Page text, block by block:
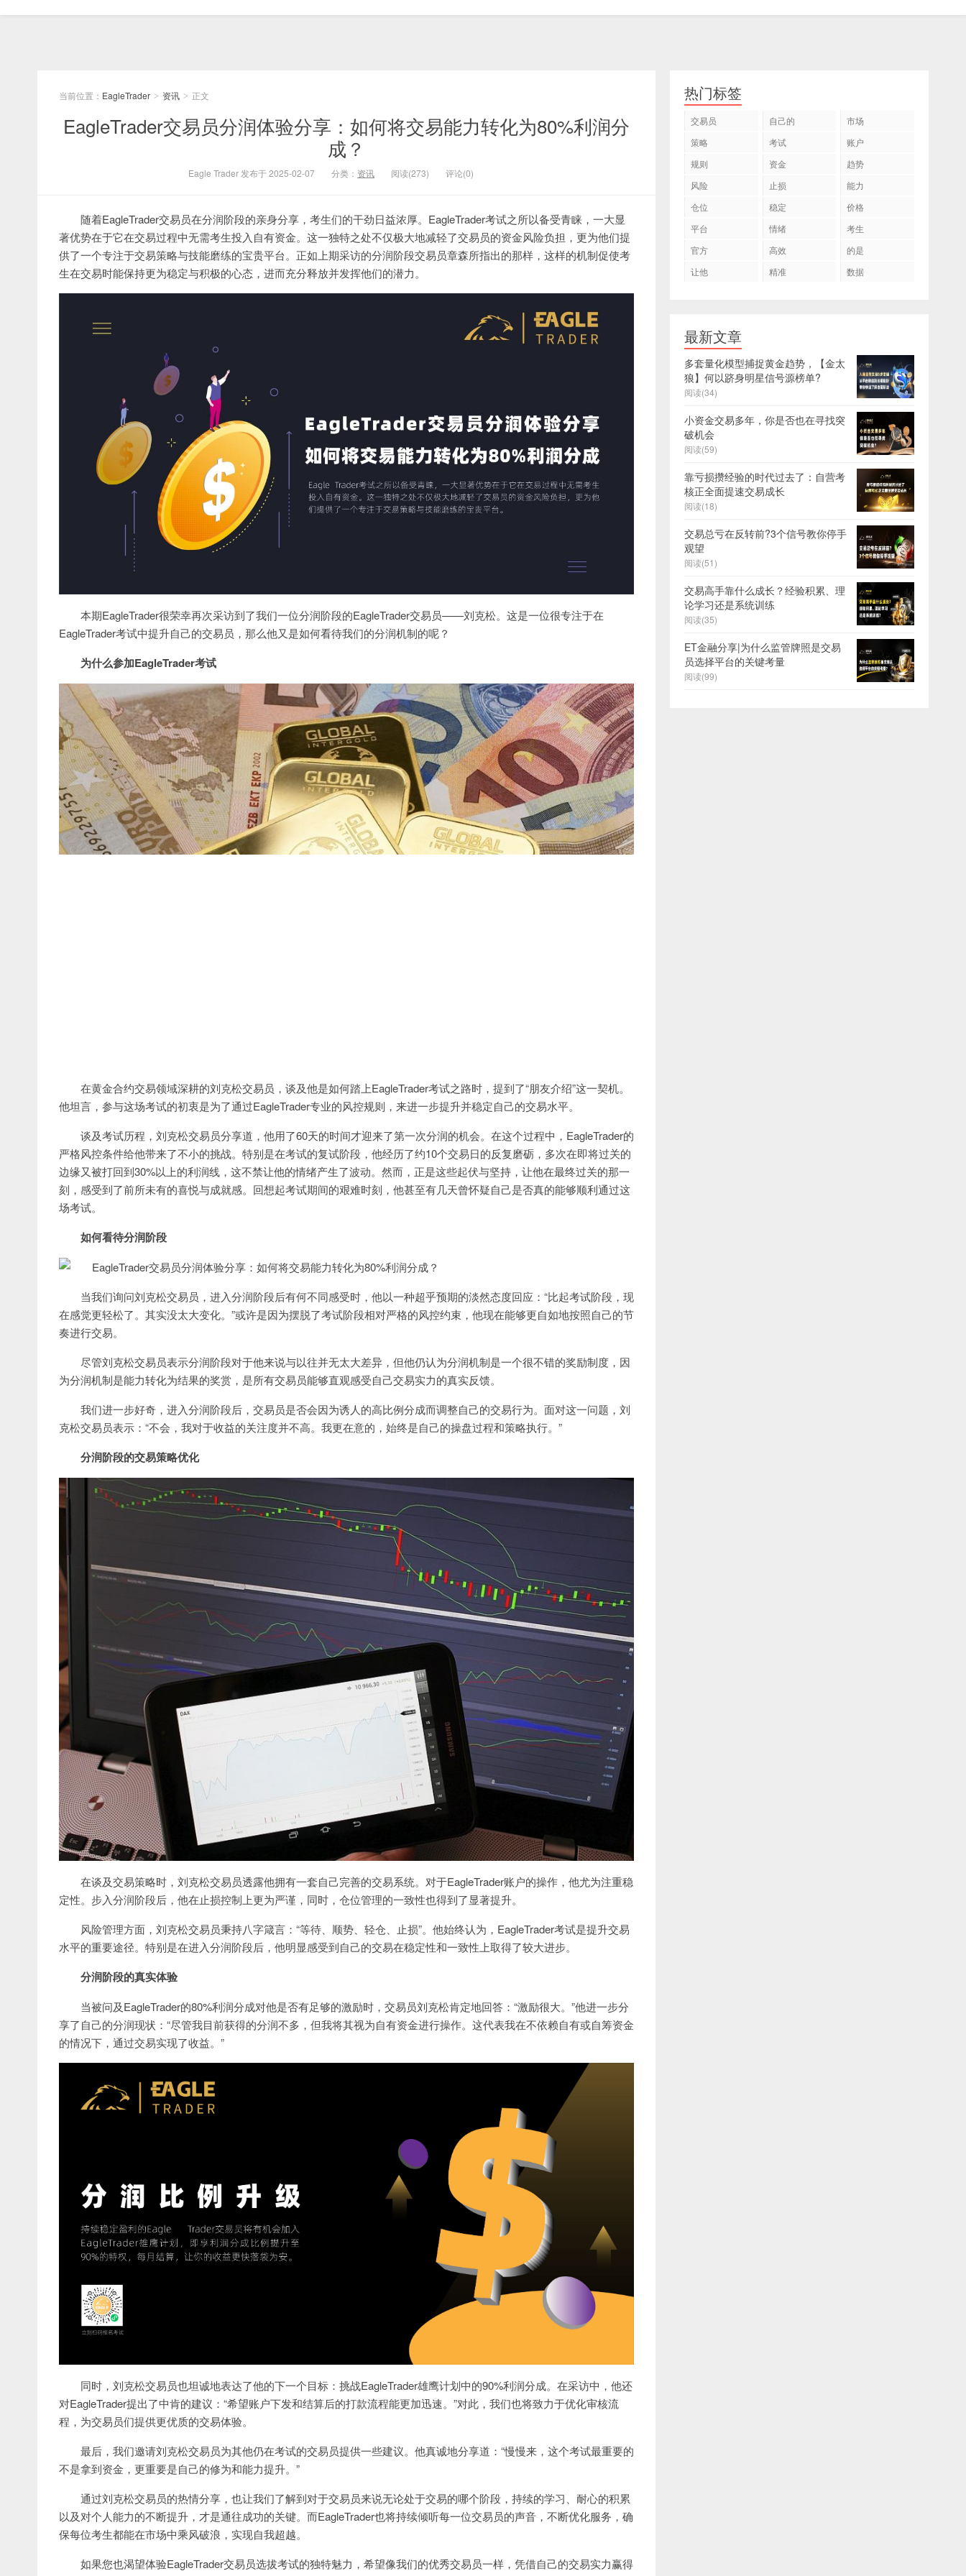
当前位置： EagleTrader > 资讯 > 正文
EagleTrader交易员分润体验分享：如何将交易能力转化为80%利润分
成？
Eagle Trader 发布于 2025-02-07 分类： 资讯 阅读(273) 评论(0)
随着EagleTrader交易员在分润阶段的亲身分享，考生们的干劲日益浓厚。EagleTrader考试之所以备受青睐，一大显
著优势在于它在交易过程中无需考生投入自有资金。这一独特之处不仅极大地减轻了交易员的资金风险负担，更为他们提
供了一个专注于交易策略与技能磨练的宝贵平台。正如上期采访的分润阶段交易员章森所指出的那样，这样的机制促使考
生在交易时能保持更为稳定与积极的心态，进而充分释放并发挥他们的潜力。
本期EagleTrader很荣幸再次采访到了我们一位分润阶段的EagleTrader交易员——刘克松。这是一位很专注于在
EagleTrader考试中提升自己的交易员，那么他又是如何看待我们的分润机制的呢？
为什么参加EagleTrader考试
在黄金合约交易领域深耕的刘克松交易员，谈及他是如何踏上EagleTrader考试之路时，提到了“朋友介绍”这一契机。
他坦言，参与这场考试的初衷是为了通过EagleTrader专业的风控规则，来进一步提升并稳定自己的交易水平。
谈及考试历程，刘克松交易员分享道，他用了60天的时间才迎来了第一次分润的机会。在这个过程中，EagleTrader的
严格风控条件给他带来了不小的挑战。特别是在考试的复试阶段，他经历了约10个交易日的反复磨砺，多次在即将过关的
边缘又被打回到30%以上的利润线，这不禁让他的情绪产生了波动。然而，正是这些起伏与坚持，让他在最终过关的那一
刻，感受到了前所未有的喜悦与成就感。回想起考试期间的艰难时刻，他甚至有几天曾怀疑自己是否真的能够顺利通过这
场考试。
如何看待分润阶段
当我们询问刘克松交易员，进入分润阶段后有何不同感受时，他以一种超乎预期的淡然态度回应：“比起考试阶段，现
在感觉更轻松了。其实没太大变化。”或许是因为摆脱了考试阶段相对严格的风控约束，他现在能够更自如地按照自己的节
奏进行交易。
尽管刘克松交易员表示分润阶段对于他来说与以往并无太大差异，但他仍认为分润机制是一个很不错的奖励制度，因
为分润机制是能力转化为结果的奖赏，是所有交易员能够直观感受自己交易实力的真实反馈。
我们进一步好奇，进入分润阶段后，交易员是否会因为诱人的高比例分成而调整自己的交易行为。面对这一问题，刘
克松交易员表示：“不会，我对于收益的关注度并不高。我更在意的，始终是自己的操盘过程和策略执行。”
分润阶段的交易策略优化
在谈及交易策略时，刘克松交易员透露他拥有一套自己完善的交易系统。对于EagleTrader账户的操作，他尤为注重稳
定性。步入分润阶段后，他在止损控制上更为严谨，同时，仓位管理的一致性也得到了显著提升。
风险管理方面，刘克松交易员秉持八字箴言：“等待、顺势、轻仓、止损”。他始终认为，EagleTrader考试是提升交易
水平的重要途径。特别是在进入分润阶段后，他明显感受到自己的交易在稳定性和一致性上取得了较大进步。
分润阶段的真实体验
当被问及EagleTrader的80%利润分成对他是否有足够的激励时，交易员刘克松肯定地回答：“激励很大。”他进一步分
享了自己的分润现状：“尽管我目前获得的分润不多，但我将其视为自有资金进行操作。这代表我在不依赖自有或自筹资金
的情况下，通过交易实现了收益。”
同时，刘克松交易员也坦诚地表达了他的下一个目标：挑战EagleTrader雄鹰计划中的90%利润分成。在采访中，他还
对EagleTrader提出了中肯的建议：“希望账户下发和结算后的打款流程能更加迅速。”对此，我们也将致力于优化审核流
程，为交易员们提供更优质的交易体验。
最后，我们邀请刘克松交易员为其他仍在考试的交易员提供一些建议。他真诚地分享道：“慢慢来，这个考试最重要的
不是拿到资金，更重要是自己的修为和能力提升。”
通过刘克松交易员的热情分享，也让我们了解到对于交易员来说无论处于交易的哪个阶段，持续的学习、耐心的积累
以及对个人能力的不断提升，才是通往成功的关键。而EagleTrader也将持续倾听每一位交易员的声音，不断优化服务，确
保每位考生都能在市场中乘风破浪，实现自我超越。
如果您也渴望体验EagleTrader交易员选拔考试的独特魅力，希望像我们的优秀交易员一样，凭借自己的交易实力赢得
热门标签
交易员 自己的
市场
策略
考试
账户
规则
资金
趋势
风险
止损
能力
仓位
稳定
价格
平台
情绪
考生
官方
高效
的是
让他
精准 数据
最新文章
多套量化模型捕捉黄金趋势，【金太
狼】何以跻身明星信号源榜单?
阅读(34)
小资金交易多年，你是否也在寻找突
破机会
阅读(59)
靠亏损攒经验的时代过去了：自营考
核正全面提速交易成长
阅读(18)
交易总亏在反转前?3个信号教你停手
观望
阅读(51)
交易高手靠什么成长？经验积累、理
论学习还是系统训练
阅读(35)
ET金融分享|为什么监管牌照是交易
员选择平台的关键考量
阅读(99)